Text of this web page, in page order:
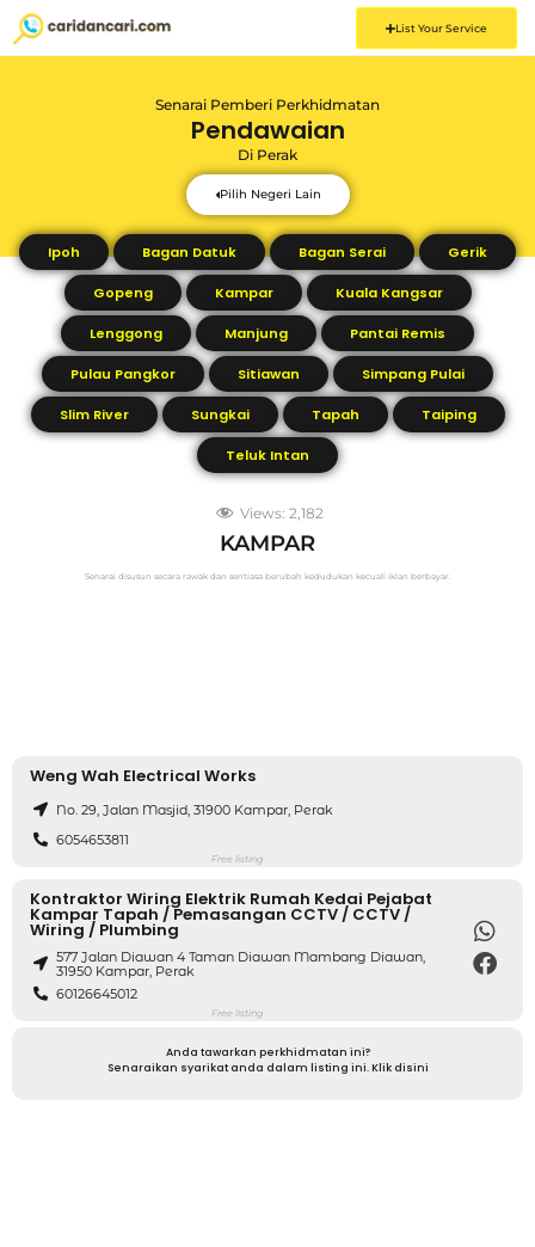
List Your Service
Senarai Pemberi Perkhidmatan
Pendawaian
Di Perak
Pilih Negeri Lain
Ipoh Bagan Datuk Bagan Serai Gerik
Gopeng Kampar Kuala Kangsar
Lenggong Manjung Pantai Remis
Pulau Pangkor Sitiawan Simpang Pulai
Slim River Sungkai Tapah Taiping
Teluk Intan
Views: 2,182
KAMPAR
Senarai disusun secara rawak dan sentiasa berubah kedudukan kecuali iklan berbayar.
Weng Wah Electrical Works
No. 29, Jalan Masjid, 31900 Kampar, Perak
6054653811
Free listing
Kontraktor Wiring Elektrik Rumah Kedai Pejabat
Kampar Tapah / Pemasangan CCTV / CCTV /
Wiring / Plumbing
577 Jalan Diawan 4 Taman Diawan Mambang Diawan,
31950 Kampar, Perak
60126645012
Free listing
Anda tawarkan perkhidmatan ini?
Senaraikan syarikat anda dalam listing ini. Klik disini